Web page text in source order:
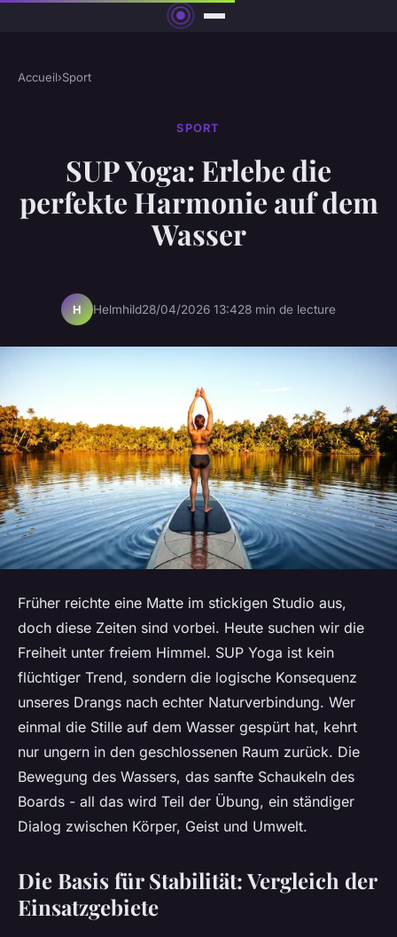
Accueil›Sport
SPORT
SUP Yoga: Erlebe die
perfekte Harmonie auf dem
Wasser
H Helmhild28/04/2026 13:428 min de lecture
Früher reichte eine Matte im stickigen Studio aus,
doch diese Zeiten sind vorbei. Heute suchen wir die
Freiheit unter freiem Himmel. SUP Yoga ist kein
flüchtiger Trend, sondern die logische Konsequenz
unseres Drangs nach echter Naturverbindung. Wer
einmal die Stille auf dem Wasser gespürt hat, kehrt
nur ungern in den geschlossenen Raum zurück. Die
Bewegung des Wassers, das sanfte Schaukeln des
Boards - all das wird Teil der Übung, ein ständiger
Dialog zwischen Körper, Geist und Umwelt.
Die Basis für Stabilität: Vergleich der
Einsatzgebiete